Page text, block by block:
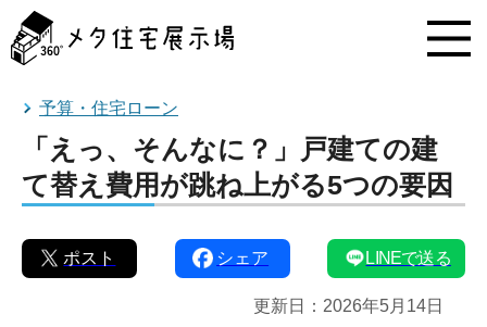
タ
住
予算・住宅ローン
「えっ、そんなに？」戸建ての建
て替え費用が跳ね上がる5つの要因
ポスト シェア LINEで送る
更新日： 2026年5月14日